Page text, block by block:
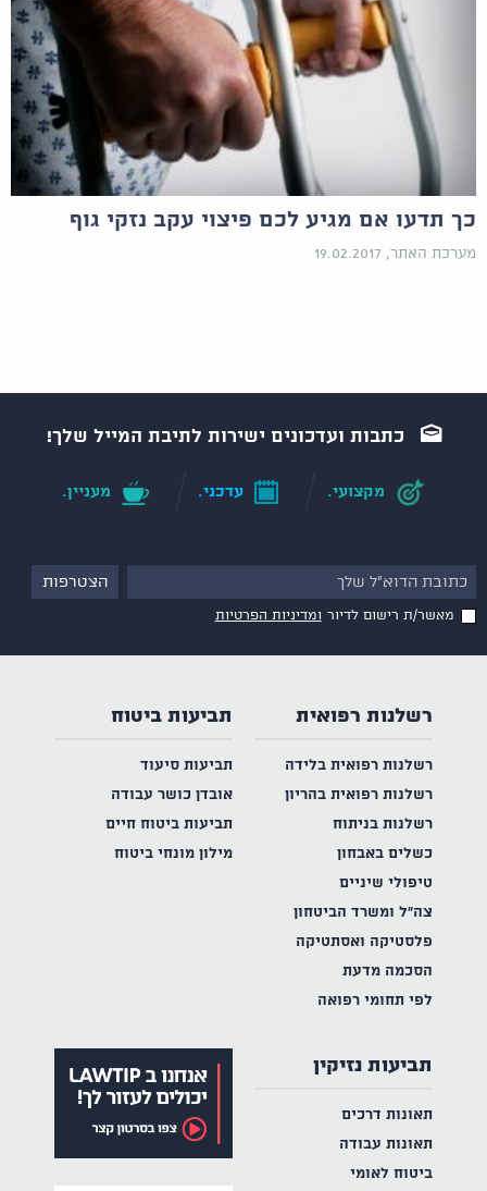
כך תדעו אם מגיע לכם פיצוי עקב נזקי גוף
מערכת האתר, 19.02.2017
כתבות ועדכונים ישירות לתיבת המייל שלך!
מקצועי. עדכני. מעניין.
מאשר/ת רישום לדיור ומדיניות הפרטיות
רשלנות רפואית
רשלנות רפואית בלידה
רשלנות רפואית בהריון
רשלנות בניתוח
כשלים באבחון
טיפולי שיניים
צה"ל ומשרד הביטחון
פלסטיקה ואסתטיקה
הסכמה מדעת
לפי תחומי רפואה
תביעות ביטוח
תביעות סיעוד
אובדן כושר עבודה
תביעות ביטוח חיים
מילון מונחי ביטוח
תביעות נזיקין
תאונות דרכים
תאונות עבודה
ביטוח לאומי